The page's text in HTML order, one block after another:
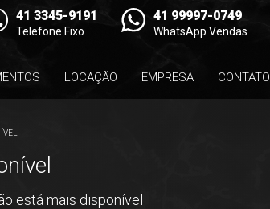
41 3345-9191
Telefone Fixo
41 99997-0749
WhatsApp Vendas
LOCAÇÃO EMPRESA CONTATO
está mais disponível